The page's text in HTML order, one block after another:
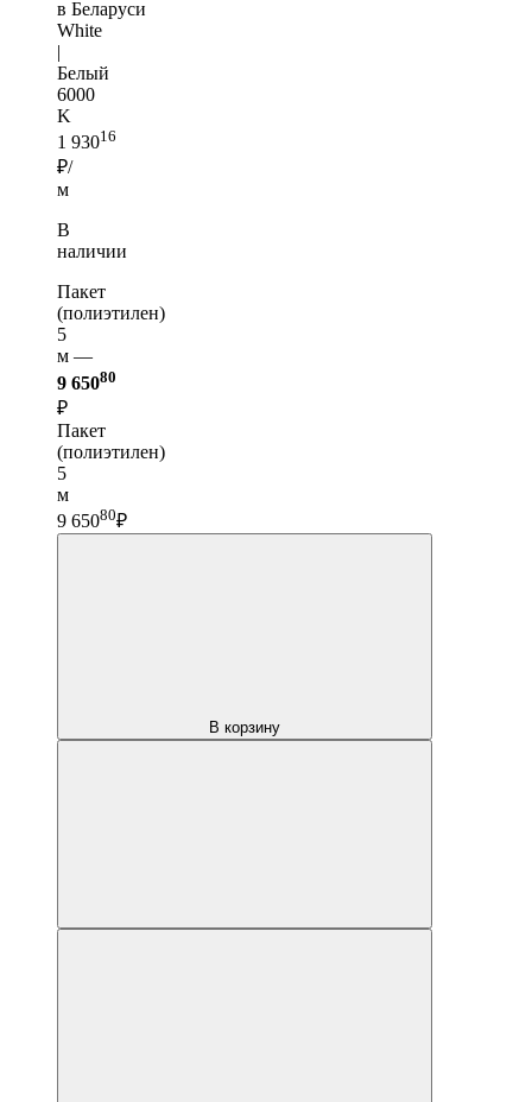
в Беларуси
White
|
Белый
6000
K
1 93016
₽/
м
В
наличии
Пакет
(полиэтилен)
5
м —
9 65080
₽
Пакет
(полиэтилен)
5
м
9 65080₽
В корзину